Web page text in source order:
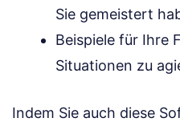
Sie gemeistert
Beispiele für Ihre
Situationen zu
Indem Sie auch diese